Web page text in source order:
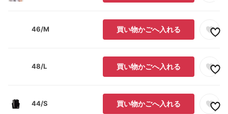
46/M 買い物かごへ入れる
48/L 買い物かごへ入れる
44/S 買い物かごへ入れる